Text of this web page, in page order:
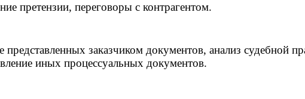
претензии, переговоры с контрагентом.
представленных заказчиком документов, анализ судебной
иных процессуальных документов.